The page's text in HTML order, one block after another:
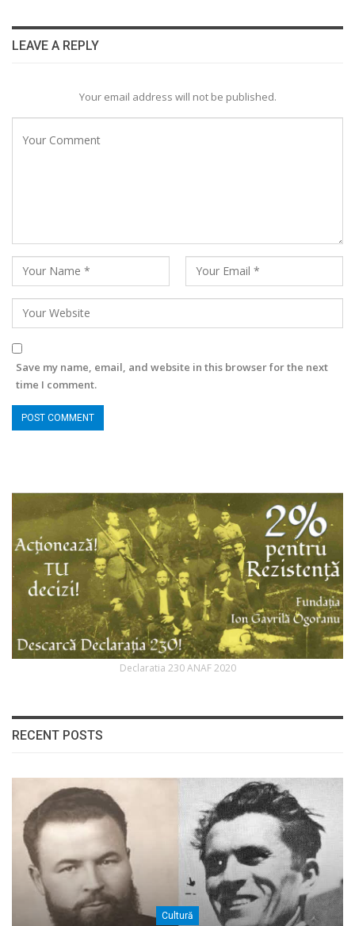
LEAVE A REPLY
Your email address will not be published.
Save my name, email, and website in this browser for the next
time I comment.
Declaratia 230 ANAF 2020
RECENT POSTS
Cultură